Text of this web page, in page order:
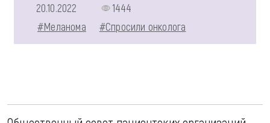
20.10.2022
1444
#Меланома
#Спросили онколога